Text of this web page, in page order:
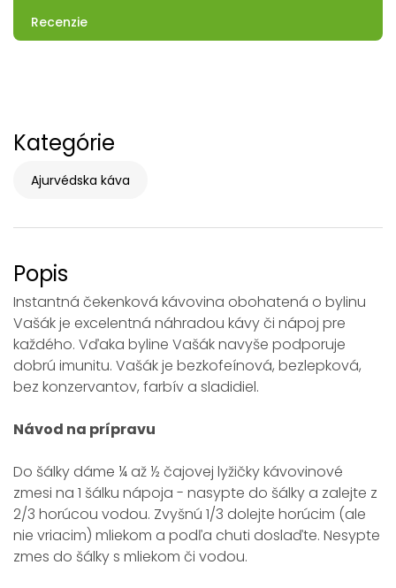
Recenzie
Kategórie
Ajurvédska káva
Popis
Instantná čekenková kávovina obohatená o bylinu
Vašák je excelentná náhradou kávy či nápoj pre
každého. Vďaka byline Vašák navyše podporuje
dobrú imunitu. Vašák je bezkofeínová, bezlepková,
bez konzervantov, farbív a sladidiel.
Návod na prípravu
Do šálky dáme ¼ až ½ čajovej lyžičky kávovinové
zmesi na 1 šálku nápoja - nasypte do šálky a zalejte z
2/3 horúcou vodou. Zvyšnú 1/3 dolejte horúcim (ale
nie vriacim) mliekom a podľa chuti doslaďte. Nesypte
zmes do šálky s mliekom či vodou.